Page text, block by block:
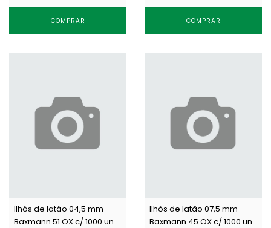
COMPRAR COMPRAR
Ilhós de latão 04,5 mm
Baxmann 51 OX c/ 1000 un
Ilhós de latão 07,5 mm
Baxmann 45 OX c/ 1000 un